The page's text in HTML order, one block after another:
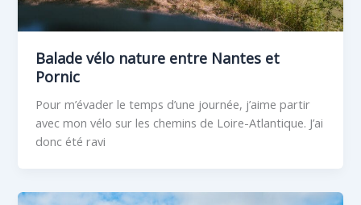
Balade vélo nature entre Nantes et
Pornic
Pour m’évader le temps d’une journée, j’aime partir
avec mon vélo sur les chemins de Loire-Atlantique. J’ai
donc été ravi